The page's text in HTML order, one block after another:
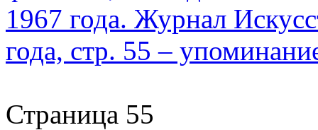
Страница 55